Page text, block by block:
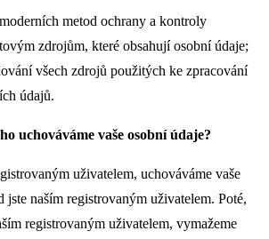
metod ochrany a kontroly
zdrojům, které obsahují osobní údaje;
všech zdrojů použitých ke zpracování
údajů.
uchováváme vaše osobní údaje?
uživatelem, uchováváme vaše
jste naším registrovaným uživatelem. Poté,
registrovaným uživatelem, vymažeme